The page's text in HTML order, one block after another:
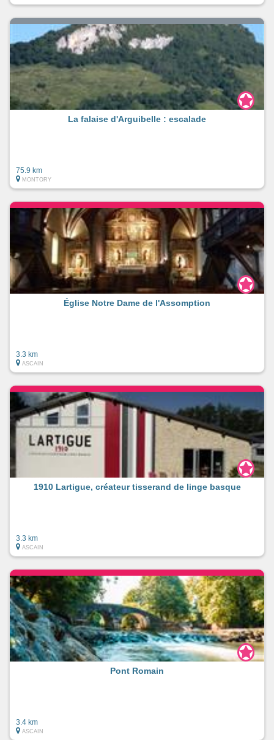
La falaise d'Arguibelle : escalade
75.9 km
MONTORY
Église Notre Dame de l'Assomption
3.3 km
ASCAIN
1910 Lartigue, créateur tisserand de linge basque
3.3 km
ASCAIN
Pont Romain
3.4 km
ASCAIN